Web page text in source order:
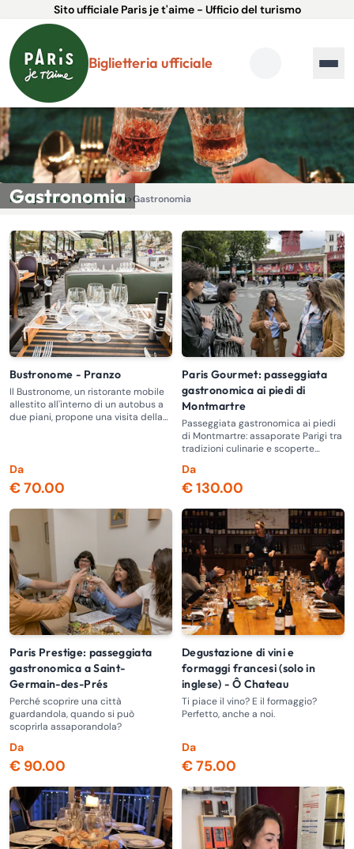
Sito ufficiale Paris je t'aime - Ufficio del turismo
Biglietteria ufficiale
Gastronomia
Paris je t'aime >Biglietteria>Gastronomia
Bustronome - Pranzo
Il Bustronome, un ristorante mobile
allestito all'interno di un autobus a
due piani, propone una visita della
Da
€ 70.00
Paris Gourmet: passeggiata
gastronomica ai piedi di
Montmartre
Passeggiata gastronomica ai piedi
di Montmartre: assaporate Parigi tra
tradizioni culinarie e scoperte
Da
€ 130.00
Paris Prestige: passeggiata
gastronomica a Saint-
Germain-des-Prés
Perché scoprire una città
guardandola, quando si può
scoprirla assaporandola?
Da
€ 90.00
Degustazione di vini e
formaggi francesi (solo in
inglese) - Ô Chateau
Ti piace il vino? E il formaggio?
Perfetto, anche a noi.
Da
€ 75.00